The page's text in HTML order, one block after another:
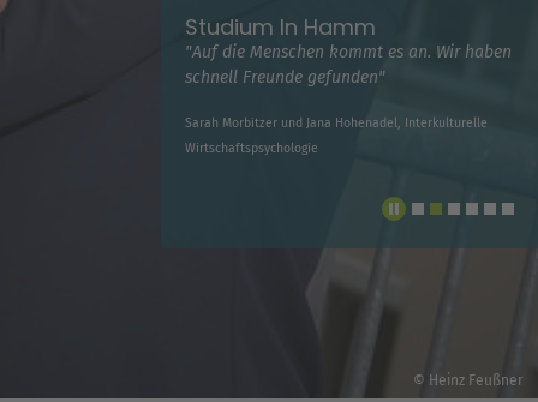
Studium In Hamm
"Auf die Menschen kommt es an. Wir haben
schnell Freunde gefunden"
Sarah Morbitzer und Jana Hohenadel, Interkulturelle
Wirtschaftspsychologie
© Heinz Feußner